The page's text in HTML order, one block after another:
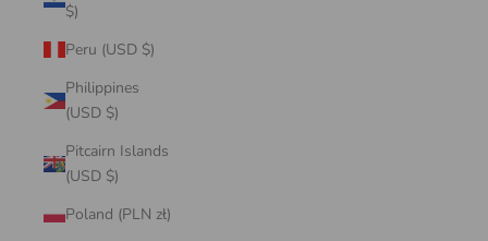
$)
Peru (USD $)
Philippines
(USD $)
Pitcairn Islands
(USD $)
Poland (PLN zł)